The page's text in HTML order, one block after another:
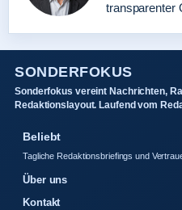
transparenter
SONDERFOKUS
Sonderfokus vereint Nachrichten,
Redaktionslayout. Laufend vom
Beliebt
Tagliche Redaktionsbriefings und
Über uns
Kontakt